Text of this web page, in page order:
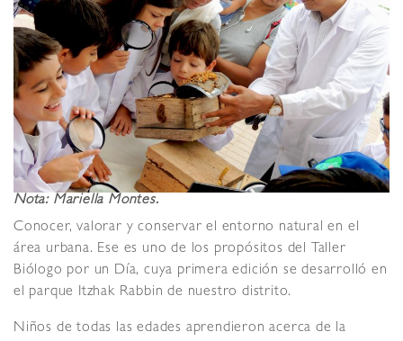
Nota: Mariella Montes.
Conocer, valorar y conservar el entorno natural en el
área urbana. Ese es uno de los propósitos del Taller
Biólogo por un Día, cuya primera edición se desarrolló en
el parque Itzhak Rabbin de nuestro distrito.
Niños de todas las edades aprendieron acerca de la